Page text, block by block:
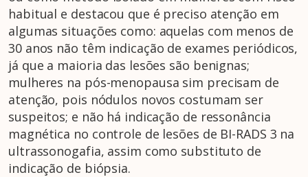
habitual e destacou que é preciso atenção em
algumas situações como: aquelas com menos de
30 anos não têm indicação de exames periódicos,
já que a maioria das lesões são benignas;
mulheres na pós-menopausa sim precisam de
atenção, pois nódulos novos costumam ser
suspeitos; e não há indicação de ressonância
magnética no controle de lesões de BI-RADS 3 na
ultrassonogafia, assim como substituto de
indicação de biópsia.